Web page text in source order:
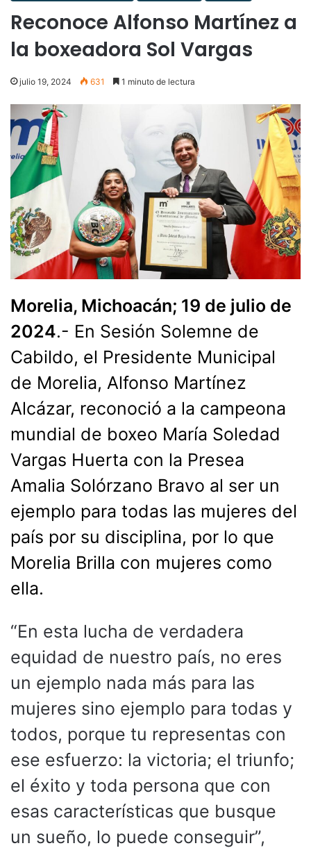
Reconoce Alfonso Martínez a
la boxeadora Sol Vargas
julio 19, 2024 631 1 minuto de lectura
Morelia, Michoacán; 19 de julio de
2024.- En Sesión Solemne de
Cabildo, el Presidente Municipal
de Morelia, Alfonso Martínez
Alcázar, reconoció a la campeona
mundial de boxeo María Soledad
Vargas Huerta con la Presea
Amalia Solórzano Bravo al ser un
ejemplo para todas las mujeres del
país por su disciplina, por lo que
Morelia Brilla con mujeres como
ella.
“En esta lucha de verdadera
equidad de nuestro país, no eres
un ejemplo nada más para las
mujeres sino ejemplo para todas y
todos, porque tu representas con
ese esfuerzo: la victoria; el triunfo;
el éxito y toda persona que con
esas características que busque
un sueño, lo puede conseguir”,